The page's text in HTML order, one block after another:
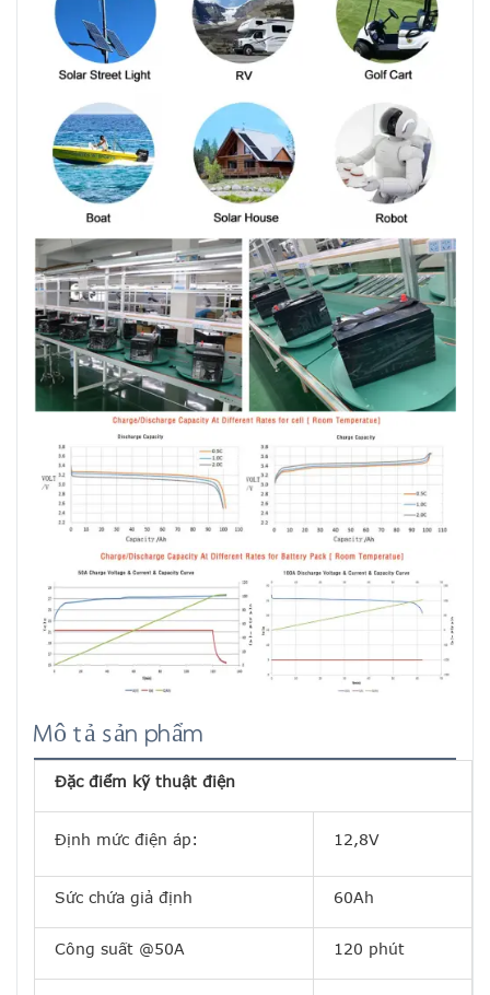
Mô tả sản phẩm
Đặc điểm kỹ thuật điện
Định mức điện áp: 12,8V
Sức chứa giả định 60Ah
Công suất @50A 120 phút